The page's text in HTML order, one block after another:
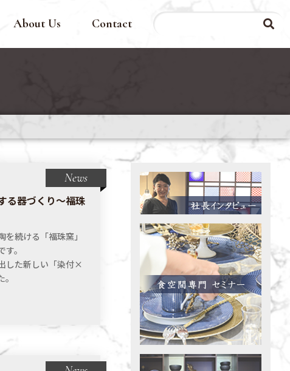
About Us Contact
News
る器づくり～福珠
続ける「福珠窯」
。
した新しい「染付×